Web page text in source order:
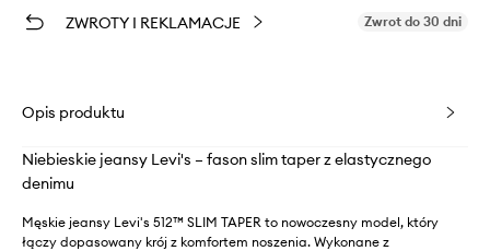
ZWROTY I REKLAMACJE Zwrot do 30 dni
Opis produktu
Niebieskie jeansy Levi's – fason slim taper z elastycznego
denimu
Męskie jeansy Levi's 512™ SLIM TAPER to nowoczesny model, który
łączy dopasowany krój z komfortem noszenia. Wykonane z